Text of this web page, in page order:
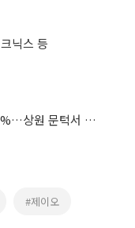
닉스 등
美 클래리티 법안 연내 통과 가능성 13%…상원 문턱서 제동
#제이오